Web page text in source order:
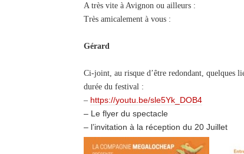
A très vite à Avignon ou ailleurs :
Très amicalement à vous :
Gérard
Ci-joint, au risque d’être redondant, quelques
durée du festival :
– https://youtu.be/sle5Yk_DOB4
– Le flyer du spectacle
– l’invitation à la réception du 20 Juillet